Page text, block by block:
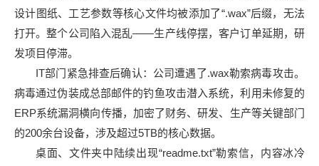
设计图纸、工艺参数等核心文件均被添加了“.wax”后缀，无法
打开。整个公司陷入混乱——生产线停摆，客户订单延期，研
发项目停滞。
IT部门紧急排查后确认：公司遭遇了.wax勒索病毒攻击。
病毒通过伪装成总部邮件的钓鱼攻击潜入系统，利用未修复的
ERP系统漏洞横向传播，加密了财务、研发、生产等关键部门
的200余台设备，涉及超过5TB的核心数据。
桌面、文件夹中陆续出现“readme.txt”勒索信，内容冰冷